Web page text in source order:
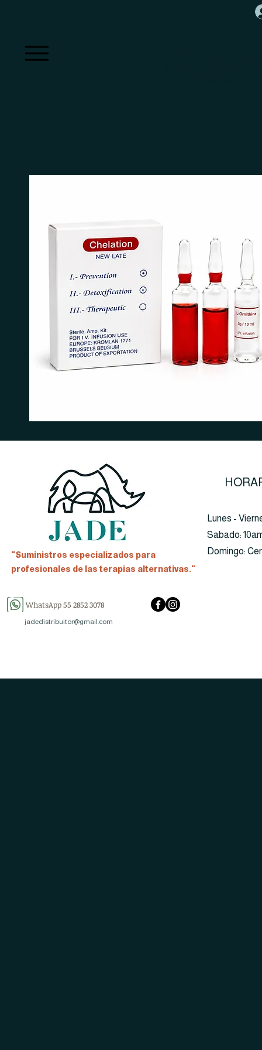
"Suministros especializados para
profesionales de las terapias alternativas."
WhatsApp 55 2852 3078
jadedistribuitor@gmail.com
Lunes -
​​Sabado:
​Domingo: